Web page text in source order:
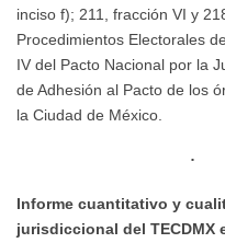
inciso f); 211, fracción VI y
Procedimientos Electorales
IV del Pacto Nacional por la
de Adhesión al Pacto de los
la Ciudad de México.
Informe cuantitativo y
jurisdiccional del TECDMX